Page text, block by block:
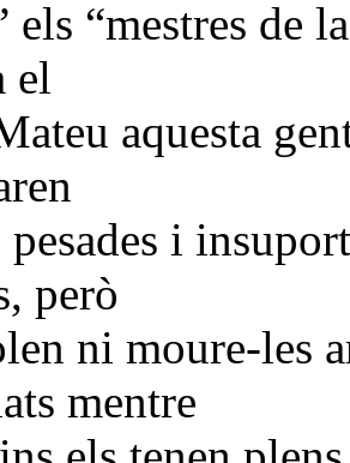
els “mestres de
el
aquesta
pesades i
però
ni moure-les
mentre